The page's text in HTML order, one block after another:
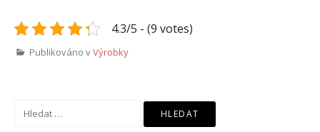
4.3/5 - (9 votes)
Publikováno vVýrobky
Vyhledávání